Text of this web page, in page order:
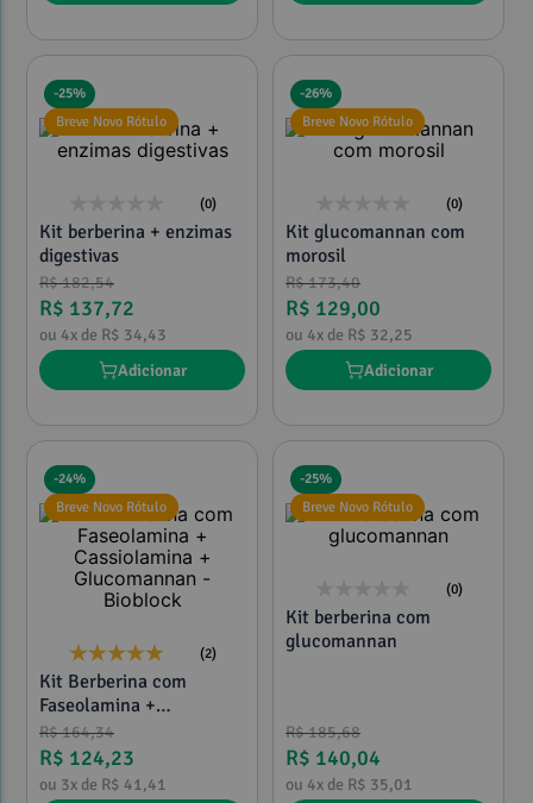
-25%
Breve Novo Rótulo
(0)
Kit berberina + enzimas
digestivas
R$182,54
R$ 137,72
ou 4x de R$ 34,43
Adicionar
-26%
Breve Novo Rótulo
(0)
Kit glucomannan com
morosil
R$173,40
R$ 129,00
ou 4x de R$ 32,25
Adicionar
-24%
Breve Novo Rótulo
(2)
Kit Berberina com
Faseolamina +
Cassiolamina +
Glucomannan - Bioblock
R$164,34
R$ 124,23
ou 3x de R$ 41,41
-25%
Breve Novo Rótulo
(0)
Kit berberina com
glucomannan
R$185,68
R$ 140,04
ou 4x de R$ 35,01